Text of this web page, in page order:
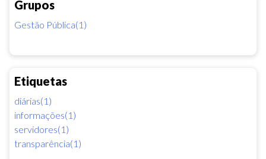
Grupos
Gestão Pública(1)
Etiquetas
diárias(1)
informações(1)
servidores(1)
transparência(1)